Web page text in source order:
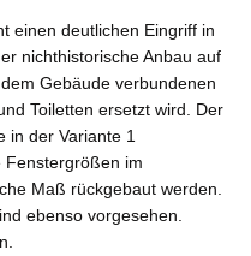
einen deutlichen Eingriff in
nichthistorische Anbau auf
Gebäude verbundenen
Toiletten ersetzt wird. Der
in der Variante 1
Fenstergrößen im
Maß rückgebaut werden.
ebenso vorgesehen.